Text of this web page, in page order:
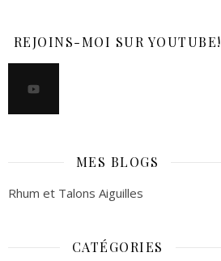
REJOINS-MOI SUR YOUTUBE!
MES BLOGS
Rhum et Talons Aiguilles
CATÉGORIES